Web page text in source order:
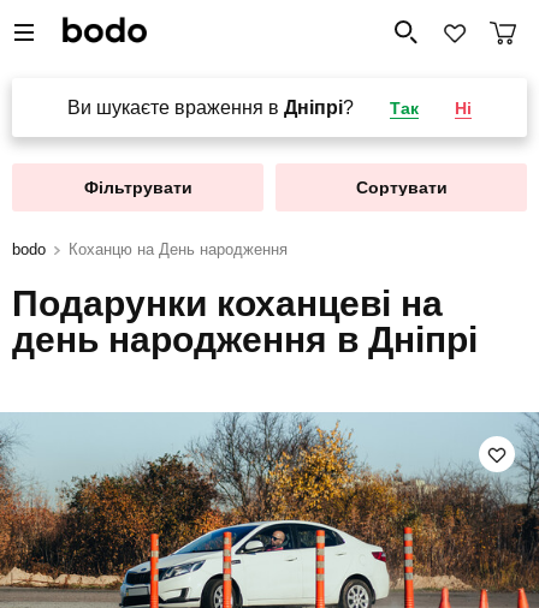
Ви шукаєте враження в Дніпрі? Так Ні
Фільтрувати Сортувати
bodo Коханцю на День народження
Подарунки коханцеві на
день народження в Дніпрі